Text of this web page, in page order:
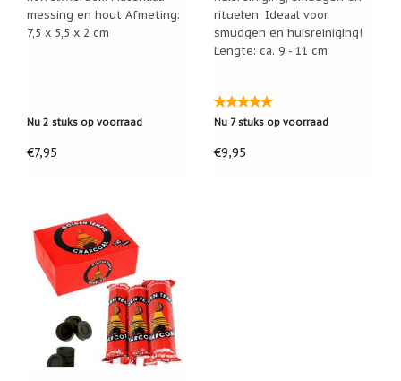
Verhuizingsuitverkoop
Hulp
nodig
een
cadeautje?
Vrolijke
Engel
messing en hout Afmeting:
7,5 x 5,5 x 2 cm
Nu 2 stuks op voorraad
€7,95
rituelen. Ideaal voor
smudgen en huisreiniging!
Lengte: ca. 9 - 11 cm
Nu 7 stuks op voorraad
€9,95